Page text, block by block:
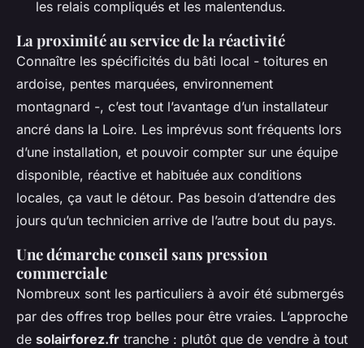
les relais compliqués et les malentendus.
La proximité au service de la réactivité
Connaître les spécificités du bâti local - toitures en
ardoise, pentes marquées, environnement
montagnard -, c’est tout l’avantage d’un installateur
ancré dans la Loire. Les imprévus sont fréquents lors
d’une installation, et pouvoir compter sur une équipe
disponible, réactive et habituée aux conditions
locales, ça vaut le détour. Pas besoin d’attendre des
jours qu’un technicien arrive de l’autre bout du pays.
Une démarche conseil sans pression
commerciale
Nombreux sont les particuliers à avoir été submergés
par des offres trop belles pour être vraies. L’approche
de solairforez.fr tranche : plutôt que de vendre à tout